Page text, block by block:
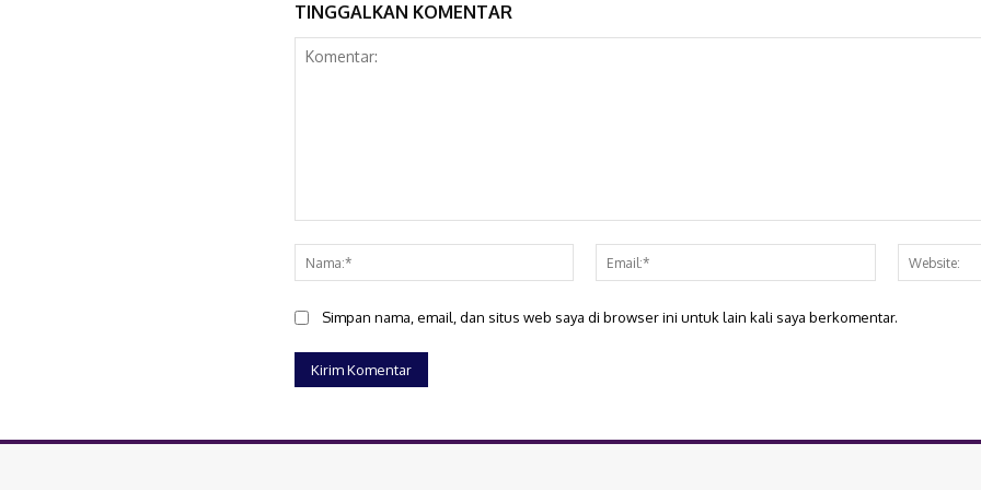
TINGGALKAN KOMENTAR
Nama:*
Email:*
Simpan nama, email, dan situs web saya di browser ini untuk lain kali saya berkomentar.